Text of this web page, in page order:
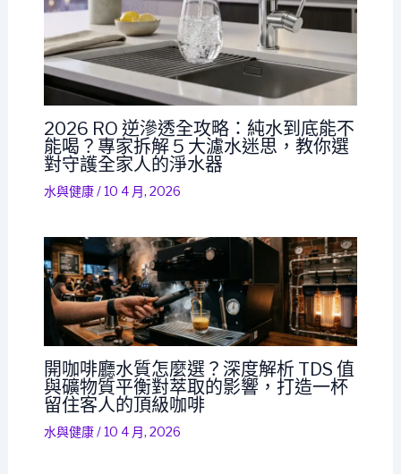
2026 RO 逆滲透全攻略：純水到底能不
能喝？專家拆解 5 大濾水迷思，教你選
對守護全家人的淨水器
水與健康/10 4 月, 2026
開咖啡廳水質怎麼選？深度解析 TDS 值
與礦物質平衡對萃取的影響，打造一杯
留住客人的頂級咖啡
水與健康/10 4 月, 2026